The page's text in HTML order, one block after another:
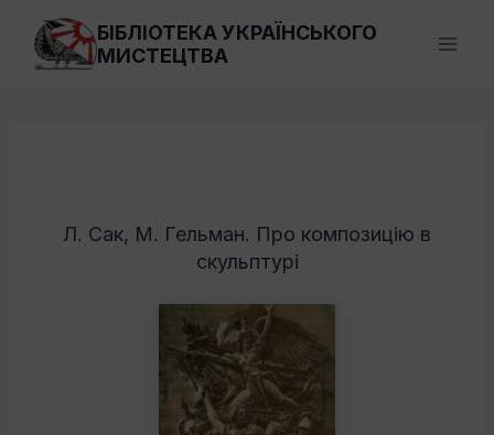
Перейти
вмісту
БІБЛІОТЕКА УКРАЇНСЬКОГО
МИСТЕЦТВА
Л. Сак, М. Гельман. Про композицію в
скульптурі